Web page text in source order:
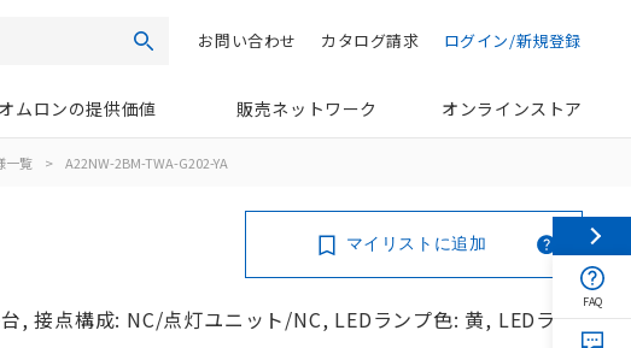
検索 ログイン/新規登録
カタログ請求
お問い合わせ
オムロンの提供価値 販売ネットワーク オンラインストア
一覧 > A22NW-2BM-TWA-G202-YA
, 接点構成: NC/点灯ユニット/NC, LEDランプ色: 黄, LEDラン
マイリストに追加
FAQ